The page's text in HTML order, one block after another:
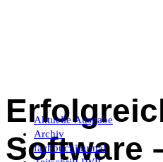
Aktuelle Ausgabe
Archiv
fachbuchjournal
Software